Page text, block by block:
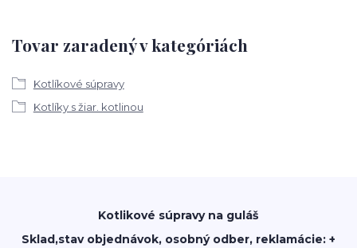
Tovar zaradený v kategóriách
Kotlíkové súpravy
Kotlíky s žiar. kotlinou
Kotlikové súpravy na guláš
Sklad,stav objednávok, osobný odber, reklamácie: +